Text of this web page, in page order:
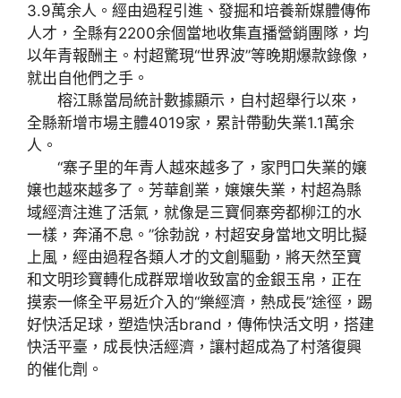
3.9萬余人。經由過程引進、發掘和培養新媒體傳佈
人才，全縣有2200余個當地收集直播營銷團隊，均
以年青報酬主。村超驚現“世界波”等晚期爆款錄像，
就出自他們之手。
榕江縣當局統計數據顯示，自村超舉行以來，
全縣新增市場主體4019家，累計帶動失業1.1萬余
人。
“寨子里的年青人越來越多了，家門口失業的嬢
嬢也越來越多了。芳華創業，嬢嬢失業，村超為縣
域經濟注進了活氣，就像是三寶侗寨旁都柳江的水
一樣，奔涌不息。”徐勃說，村超安身當地文明比擬
上風，經由過程各類人才的文創驅動，將天然至寶
和文明珍寶轉化成群眾增收致富的金銀玉帛，正在
摸索一條全平易近介入的“樂經濟，熱成長”途徑，踢
好快活足球，塑造快活brand，傳佈快活文明，搭建
快活平臺，成長快活經濟，讓村超成為了村落復興
的催化劑。